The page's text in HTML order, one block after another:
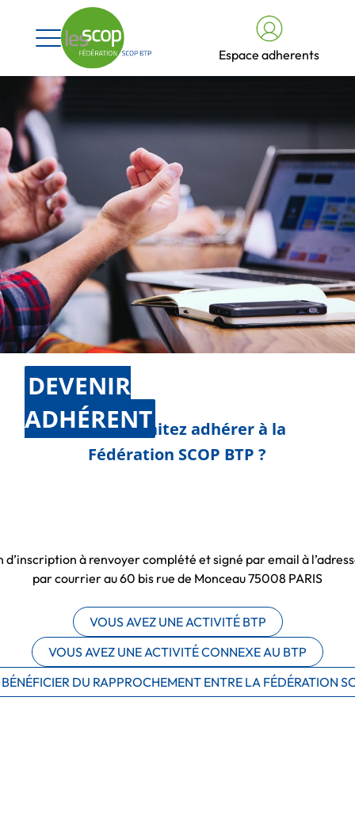
Espace adherents
DEVENIR
ADHÉRENT
Vous souhaitez adhérer à la
Fédération SCOP BTP ?
d’inscription à renvoyer complété et signé par email à
par courrier au 60 bis rue de Monceau 75008 PARIS
VOUS AVEZ UNE ACTIVITÉ BTP
VOUS AVEZ UNE ACTIVITÉ CONNEXE AU BTP
DU RAPPROCHEMENT ENTRE LA FÉDÉRATION